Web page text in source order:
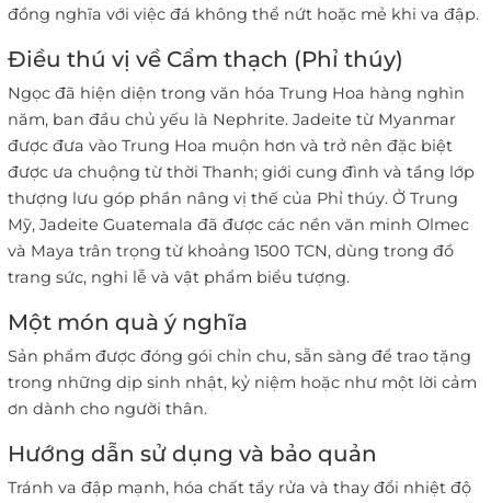
đồng nghĩa với việc đá không thể nứt hoặc mẻ khi va đập.
Điều thú vị về Cẩm thạch (Phỉ thúy)
Ngọc đã hiện diện trong văn hóa Trung Hoa hàng nghìn
năm, ban đầu chủ yếu là Nephrite. Jadeite từ Myanmar
được đưa vào Trung Hoa muộn hơn và trở nên đặc biệt
được ưa chuộng từ thời Thanh; giới cung đình và tầng lớp
thượng lưu góp phần nâng vị thế của Phỉ thúy. Ở Trung
Mỹ, Jadeite Guatemala đã được các nền văn minh Olmec
và Maya trân trọng từ khoảng 1500 TCN, dùng trong đồ
trang sức, nghi lễ và vật phẩm biểu tượng.
Một món quà ý nghĩa
Sản phẩm được đóng gói chỉn chu, sẵn sàng để trao tặng
trong những dịp sinh nhật, kỷ niệm hoặc như một lời cảm
ơn dành cho người thân.
Hướng dẫn sử dụng và bảo quản
Tránh va đập mạnh, hóa chất tẩy rửa và thay đổi nhiệt độ